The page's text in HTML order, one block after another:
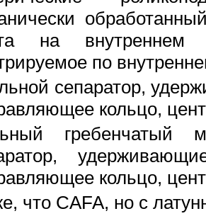
на внутреннем
по
сепаратор,
кольцо,
гребенчатый
кольцо,
что CAFA, но с